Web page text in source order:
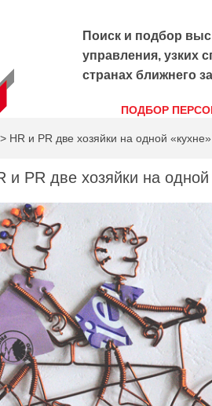
Поиск и подбор
управления, узких
странах ближнего
ПОДБОР
> HR и PR две хозяйки на одной «кухне»
и PR две хозяйки на одной